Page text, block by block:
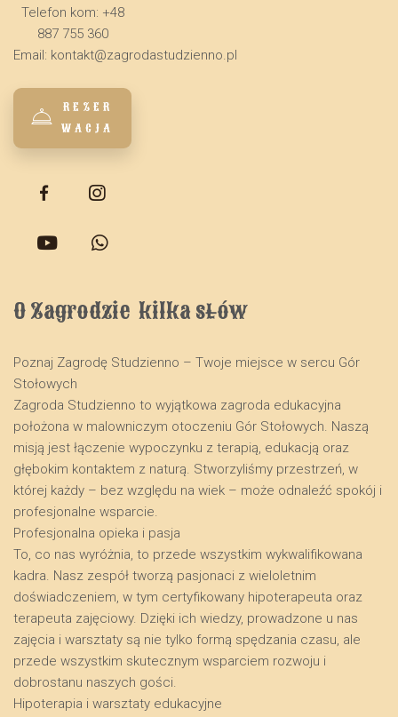
O Zagrodzie  kilka słów
Poznaj Zagrodę Studzienno – Twoje miejsce w sercu Gór
Stołowych
​Zagroda Studzienno to wyjątkowa zagroda edukacyjna
położona w malowniczym otoczeniu Gór Stołowych. Naszą
misją jest łączenie wypoczynku z terapią, edukacją oraz
głębokim kontaktem z naturą. Stworzyliśmy przestrzeń, w
której każdy – bez względu na wiek – może odnaleźć spokój i
profesjonalne wsparcie.
​Profesjonalna opieka i pasja
​To, co nas wyróżnia, to przede wszystkim wykwalifikowana
kadra. Nasz zespół tworzą pasjonaci z wieloletnim
doświadczeniem, w tym certyfikowany hipoterapeuta oraz
terapeuta zajęciowy. Dzięki ich wiedzy, prowadzone u nas
zajęcia i warsztaty są nie tylko formą spędzania czasu, ale
przede wszystkim skutecznym wsparciem rozwoju i
dobrostanu naszych gości.
​Hipoterapia i warsztaty edukacyjne
Telefon kom: +48
887 755 360
Email: kontakt@zagrodastudzienno.pl
REZER
WACJA